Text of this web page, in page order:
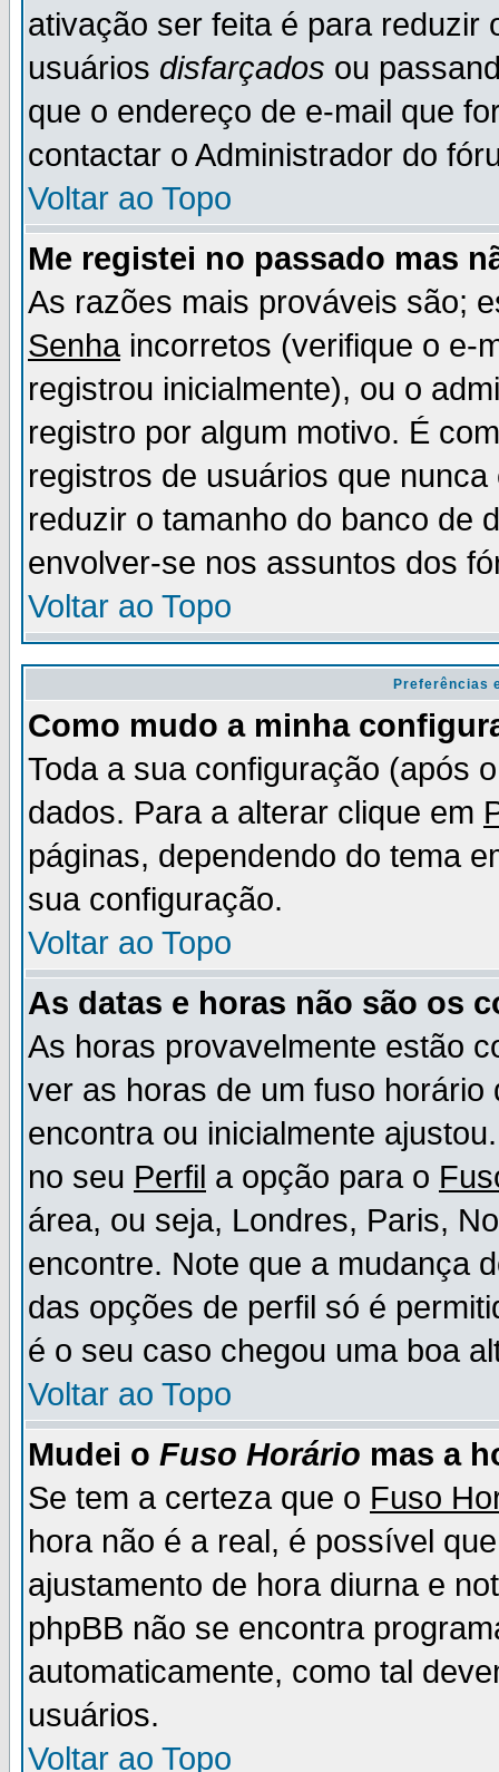
ativação ser feita é para reduzir
usuários disfarçados ou
que o endereço de e-mail que
contactar o Administrador do
Voltar ao Topo
Me registei no passado mas
As razões mais prováveis são;
Senhaincorretos (verifique o e-
registrou inicialmente), ou o
registro por algum motivo. É
registros de usuários que
reduzir o tamanho do banco de
envolver-se nos assuntos dos
Voltar ao Topo
Preferências
Como mudo a minha
Toda a sua configuração (após
dados. Para a alterar clique em
páginas, dependendo do tema
sua configuração.
Voltar ao Topo
As datas e horas não são os
As horas provavelmente estão
ver as horas de um fuso
encontra ou inicialmente
no seu Perfil a opção para o
área, ou seja, Londres, Paris,
encontre. Note que a mudança
das opções de perfil só é
é o seu caso chegou uma boa
Voltar ao Topo
Mudei o Fuso Horário mas a
Se tem a certeza que o Fuso
hora não é a real, é possível
ajustamento de hora diurna e
phpBB não se encontra
automaticamente, como tal
usuários.
Voltar ao Topo